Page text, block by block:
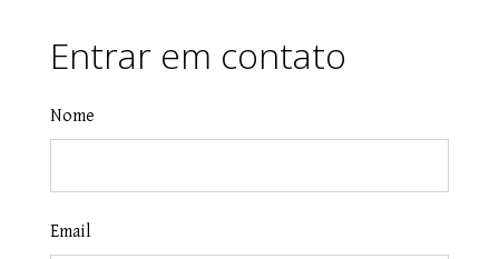
Entrar em contato
Nome
Email